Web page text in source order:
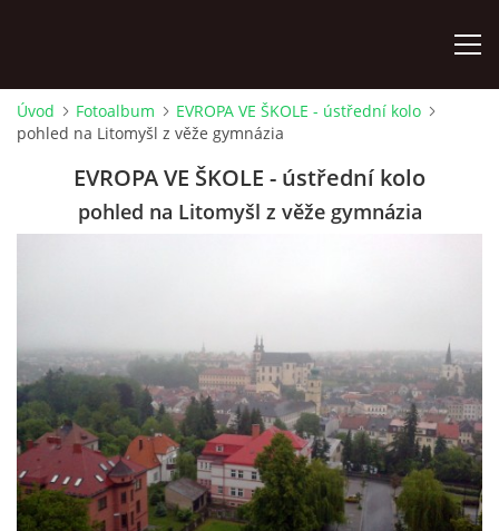
ÚVOD
SOUBORY
VÝTVARNÝ OBOR
Úvod Fotoalbum
EVROPA VE ŠKOLE - ústřední kolo
pohled na Litomyšl z věže gymnázia
EVROPA VE ŠKOLE - ústřední kolo
pohled na Litomyšl z věže gymnázia